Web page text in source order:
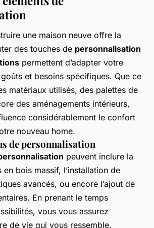
une maison neuve offre la
des touches de personnalisation
permettent d’adapter votre
et besoins spécifiques. Que ce
matériaux utilisés, des palettes de
des aménagements intérieurs,
considérablement le confort
nouveau home.
de personnalisation
peuvent inclure la
en bois massif, l’installation de
avancés, ou encore l’ajout de
En prenant le temps
vous vous assurez
de vie qui vous ressemble.